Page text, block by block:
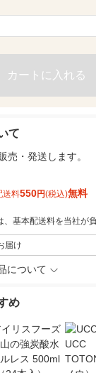
カートに入れる
て
売・発送します。
送料550円(税込)無料
基本配送料を当社が
届け
について
め